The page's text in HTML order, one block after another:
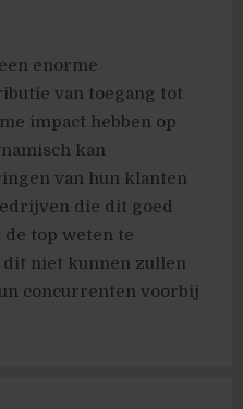
enorme
van toegang tot
impact hebben op
kan
van hun klanten
die dit goed
top weten te
niet kunnen zullen
concurrenten voorbij